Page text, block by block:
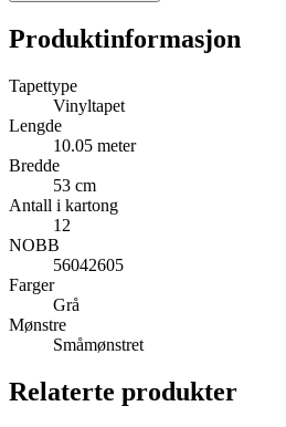
Produktinformasjon
Tapettype
Vinyltapet
Lengde
10.05 meter
Bredde
53 cm
Antall i kartong
12
NOBB
56042605
Farger
Grå
Mønstre
Småmønstret
Relaterte produkter